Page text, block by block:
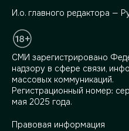
И.о. главного редактора —
СМИ зарегистрировано
надзору в сфере связи,
массовых коммуникаций.
Регистрационный номер:
мая 2025 года.
Правовая информация